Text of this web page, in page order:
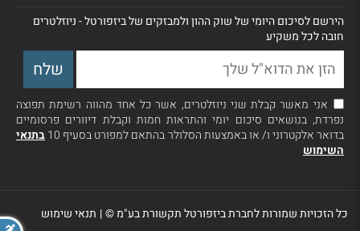
הירשם לסיכום היומי של שוק ההון ולמבזקים של ביזפורטל - ניוזלטרים
חובה לכל משקיע
אני מאשר קבלת שני ניוזלטרים, אשר כל אחד מהווה רשימת תפוצה
נפרדת, בנושאים סיכום יומי והתראות חמות וקבלת דיוורים פרסומיים
בדואר אלקטרוני ו/ או באמצעות הסלולר בהתאם למפורט בסעיף 10
בתנאי
השימוש
כל הזכויות שמורות לחברת ביזפורטל תקשורת בע"מ ©| תנאי שימוש